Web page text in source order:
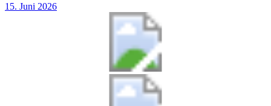
15. Juni 2026